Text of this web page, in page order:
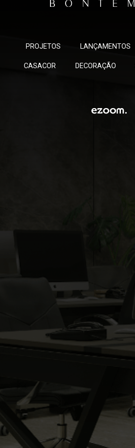
PROJETOS LANÇAMENTOS
CASACOR DECORAÇÃO